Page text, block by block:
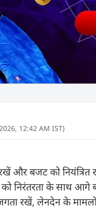
12:42 AM IST)
बजट को नियंत्रित
निरंतरता के साथ आगे
रखें, लेनदेन के मामलों